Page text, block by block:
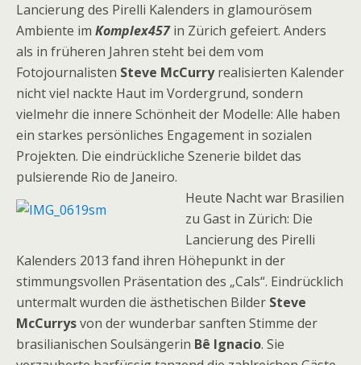
Lancierung des Pirelli Kalenders in glamourösem
Ambiente im Komplex457in Zürich gefeiert. Anders
als in früheren Jahren steht bei dem vom
Fotojournalisten Steve McCurryrealisierten Kalender
nicht viel nackte Haut im Vordergrund, sondern
vielmehr die innere Schönheit der Modelle: Alle haben
ein starkes persönliches Engagement in sozialen
Projekten. Die eindrückliche Szenerie bildet das
pulsierende Rio de Janeiro.
Heute Nacht war Brasilien
zu Gast in Zürich: Die
Lancierung des Pirelli
Kalenders 2013 fand ihren Höhepunkt in der
stimmungsvollen Präsentation des „Cals“. Eindrücklich
untermalt wurden die ästhetischen Bilder Steve
McCurrysvon der wunderbar sanften Stimme der
brasilianischen Soulsängerin Bê Ignacio. Sie